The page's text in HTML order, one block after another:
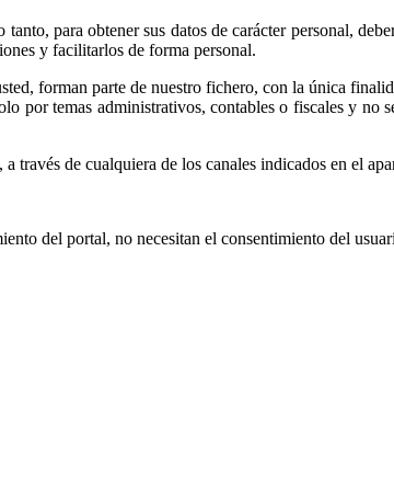
para obtener sus datos de carácter personal,
y facilitarlos de forma personal.
forman parte de nuestro fichero, con la única
por temas administrativos, contables o fiscales y no
través de cualquiera de los canales indicados en el
del portal, no necesitan el consentimiento del